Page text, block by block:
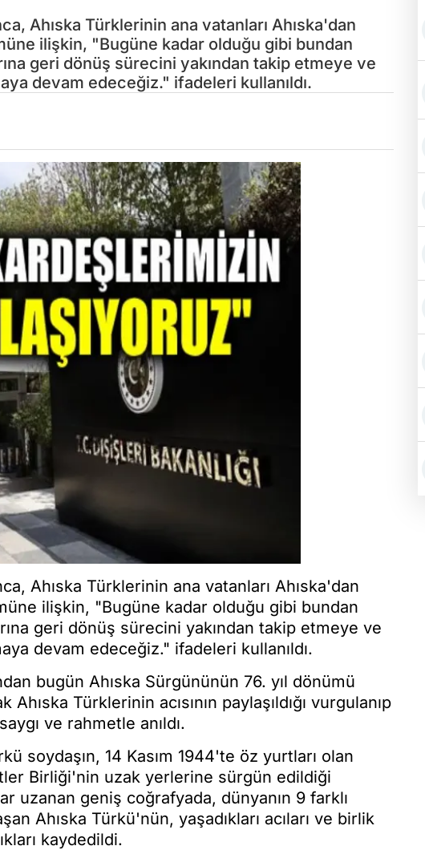
Ahıska Türklerinin ana vatanları Ahıska'dan
ilişkin, "Bugüne kadar olduğu gibi bundan
geri dönüş sürecini yakından takip etmeye ve
devam edeceğiz." ifadeleri kullanıldı.
Ahıska Türklerinin ana vatanları Ahıska'dan
ilişkin, "Bugüne kadar olduğu gibi bundan
geri dönüş sürecini yakından takip etmeye ve
devam edeceğiz." ifadeleri kullanıldı.
bugün Ahıska Sürgününün 76. yıl dönümü
Ahıska Türklerinin acısının paylaşıldığı vurgulanıp
ve rahmetle anıldı.
soydaşın, 14 Kasım 1944'te öz yurtları olan
Birliği'nin uzak yerlerine sürgün edildiği
uzanan geniş coğrafyada, dünyanın 9 farklı
Ahıska Türkü'nün, yaşadıkları acıları ve birlik
kaydedildi.